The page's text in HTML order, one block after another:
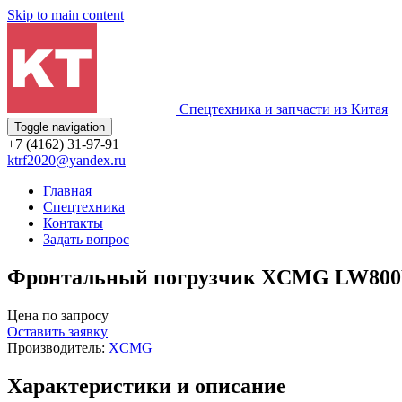
Skip to main content
Спецтехника и запчасти из Китая
Toggle navigation
+7 (4162) 31-97-91
ktrf2020@yandex.ru
Главная
Спецтехника
Контакты
Задать вопрос
Фронтальный погрузчик XCMG
Цена по запросу
Оставить заявку
Производитель: XCMG
Характеристики и описание